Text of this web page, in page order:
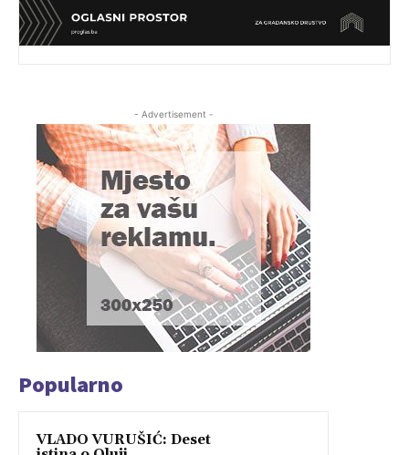
- Advertisement -
Popularno
VLADO VURUŠIĆ: Deset